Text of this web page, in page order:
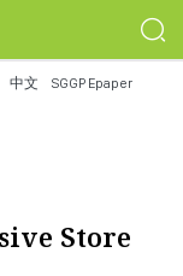
中文 SGGP Epaper
Store